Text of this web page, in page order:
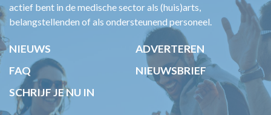
actief bent in de medische sector als (huis)arts,
belangstellenden of als ondersteunend personeel.
NIEUWS
ADVERTEREN
FAQ
NIEUWSBRIEF
SCHRIJF JE NU IN